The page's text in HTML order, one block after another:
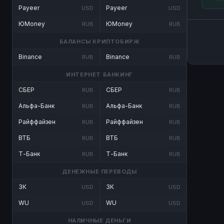
Payeer USD
ЮMoney RUB
Payeer USD
ЮMoney RUB
БАЛАНСЫ КРИПТОБИРЖ
Binance RUB Binance RUB
ИНТЕРНЕТ БАНКИНГ
СБЕР RUB
Альфа-Банк RUB
Райффайзен RUB
ВТБ RUB
Т-Банк RUB
СБЕР RUB
Альфа-Банк RUB
Райффайзен RUB
ВТБ RUB
Т-Банк RUB
ДЕНЕЖНЫЕ ПЕРЕВОДЫ
ЗК USD
WU USD
ЗК USD
WU USD
НАЛИЧНЫЕ ДЕНЬГИ